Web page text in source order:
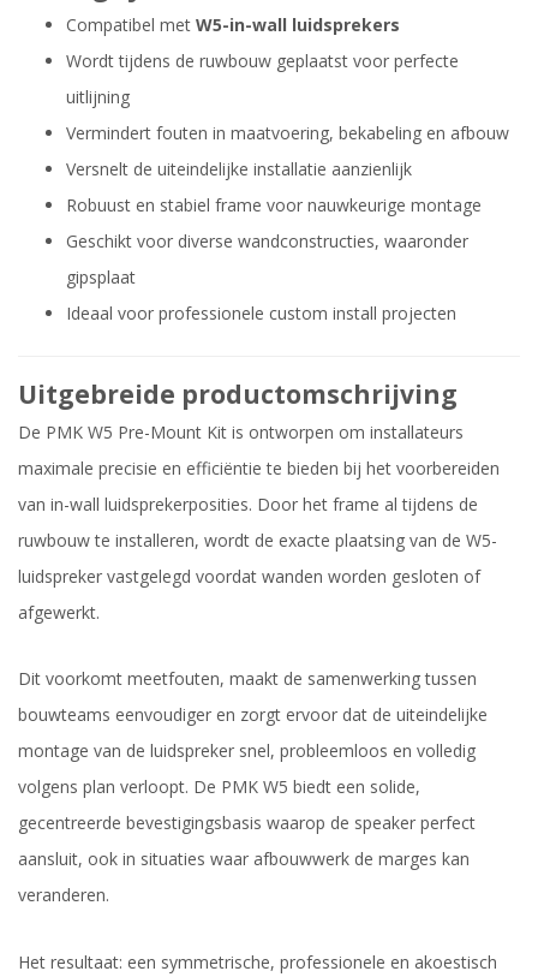
Compatibel met W5-in-wall luidsprekers
Wordt tijdens de ruwbouw geplaatst voor perfecte
uitlijning
Vermindert fouten in maatvoering, bekabeling en afbouw
Versnelt de uiteindelijke installatie aanzienlijk
Robuust en stabiel frame voor nauwkeurige montage
Geschikt voor diverse wandconstructies, waaronder
gipsplaat
Ideaal voor professionele custom install projecten
Uitgebreide productomschrijving
De PMK W5 Pre-Mount Kit is ontworpen om installateurs
maximale precisie en efficiëntie te bieden bij het voorbereiden
van in-wall luidsprekerposities. Door het frame al tijdens de
ruwbouw te installeren, wordt de exacte plaatsing van de W5-
luidspreker vastgelegd voordat wanden worden gesloten of
afgewerkt.
Dit voorkomt meetfouten, maakt de samenwerking tussen
bouwteams eenvoudiger en zorgt ervoor dat de uiteindelijke
montage van de luidspreker snel, probleemloos en volledig
volgens plan verloopt. De PMK W5 biedt een solide,
gecentreerde bevestigingsbasis waarop de speaker perfect
aansluit, ook in situaties waar afbouwwerk de marges kan
veranderen.
Het resultaat: een symmetrische, professionele en akoestisch